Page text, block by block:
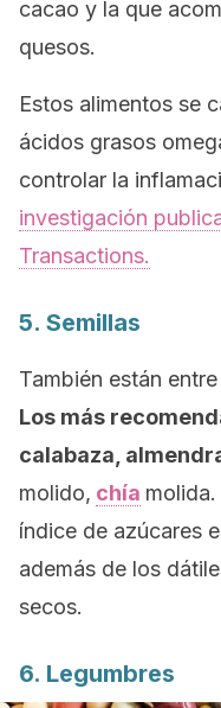
cacao y la que
quesos.
Estos alimentos se
ácidos grasos
controlar la
investigación
Transactions.
5. Semillas
También están
Los más
calabaza,
molido, chía
índice de azúcares
además de los
secos.
6. Legumbres